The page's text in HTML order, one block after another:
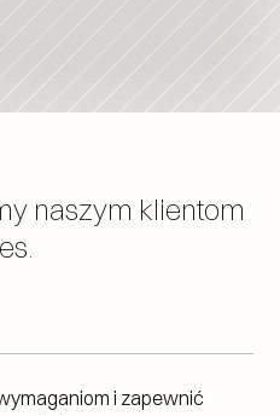
naszym klientom
i zapewnić